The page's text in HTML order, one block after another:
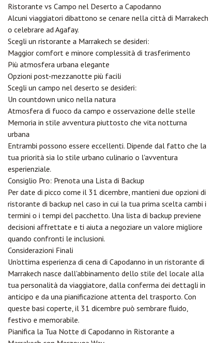
Ristorante vs Campo nel Deserto a Capodanno
Alcuni viaggiatori dibattono se cenare nella città di Marrakech
o celebrare ad Agafay.
Scegli un ristorante a Marrakech se desideri:
Maggior comfort e minore complessità di trasferimento
Più atmosfera urbana elegante
Opzioni post-mezzanotte più facili
Scegli un campo nel deserto se desideri:
Un countdown unico nella natura
Atmosfera di fuoco da campo e osservazione delle stelle
Memoria in stile avventura piuttosto che vita notturna
urbana
Entrambi possono essere eccellenti. Dipende dal fatto che la
tua priorità sia lo stile urbano culinario o l'avventura
esperienziale.
Consiglio Pro: Prenota una Lista di Backup
Per date di picco come il 31 dicembre, mantieni due opzioni di
ristorante di backup nel caso in cui la tua prima scelta cambi i
termini o i tempi del pacchetto. Una lista di backup previene
decisioni affrettate e ti aiuta a negoziare un valore migliore
quando confronti le inclusioni.
Considerazioni Finali
Un'ottima esperienza di cena di Capodanno in un ristorante di
Marrakech nasce dall'abbinamento dello stile del locale alla
tua personalità da viaggiatore, dalla conferma dei dettagli in
anticipo e da una pianificazione attenta del trasporto. Con
queste basi coperte, il 31 dicembre può sembrare fluido,
festivo e memorabile.
Pianifica la Tua Notte di Capodanno in Ristorante a